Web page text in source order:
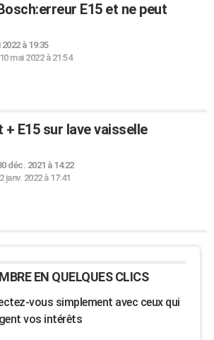
E15 et ne peut
2022 à 19:35
10 mai 2022 à 21:54
E15 sur lave vaisselle
déc. 2021 à 14:22
2 janv. 2022 à 17:41
EN QUELQUES CLICS
vous simplement avec ceux qui
vos intérêts